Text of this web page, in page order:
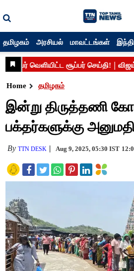
தமிழகம் அரசியல் மாவட்டங்கள்
Home தமிழகம்
இன்று திருத்தணி
பக்தர்களுக்கு
ByTTN DESK Aug 9, 2025, 05:30 IST